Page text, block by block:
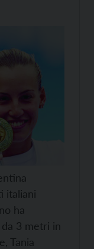
italiani
ha
3 metri in
Tania